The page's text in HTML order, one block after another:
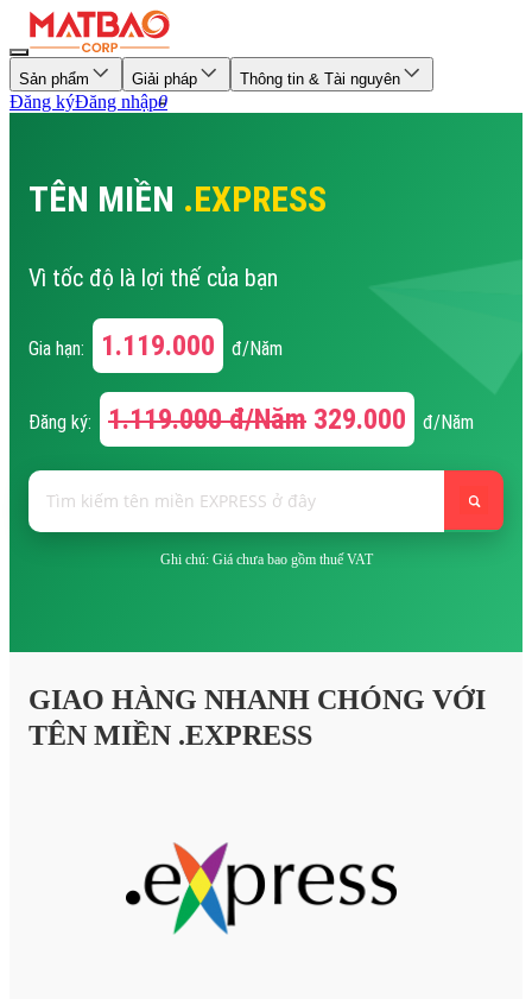
Sản phẩm Giải pháp Thông tin & Tài nguyên
Đăng kýĐăng nhập0
TÊN MIỀN .EXPRESS
Vì tốc độ là lợi thế của bạn
Gia hạn: 1.119.000 đ/Năm
Đăng ký: 1.119.000 đ/Năm 329.000 đ/Năm
Ghi chú: Giá chưa bao gồm thuế VAT
GIAO HÀNG NHANH CHÓNG VỚI
TÊN MIỀN .EXPRESS